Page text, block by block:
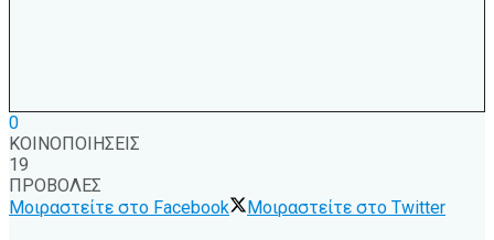
0
ΚΟΙΝΟΠΟΙΗΣΕΙΣ
19
ΠΡΟΒΟΛΕΣ
Μοιραστείτε στο Facebook
Μοιραστείτε στο Twitter